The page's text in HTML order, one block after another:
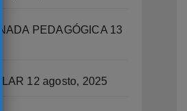
PEDAGÓGICA 13
12 agosto, 2025